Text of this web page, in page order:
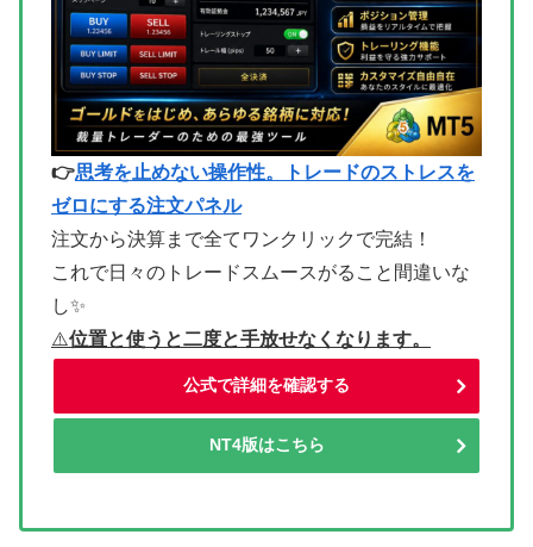
👉思考を止めない操作性。トレードのストレスを
ゼロにする注文パネル
注文から決算まで全てワンクリックで完結！
これで日々のトレードスムースがること間違いな
し✨
⚠️位置と使うと二度と手放せなくなります。
公式で詳細を確認する
NT4版はこちら